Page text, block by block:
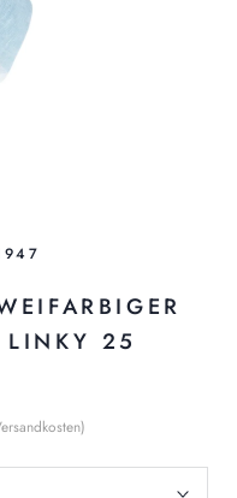
LINKY 25